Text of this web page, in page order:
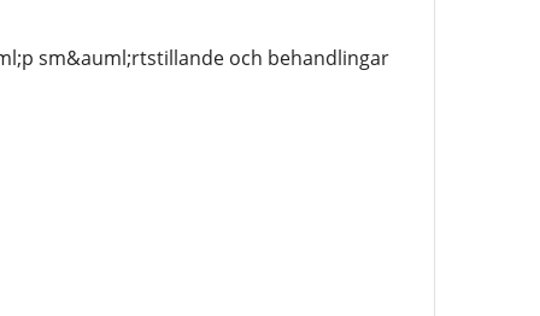
sm&auml;rtstillande och behandlingar